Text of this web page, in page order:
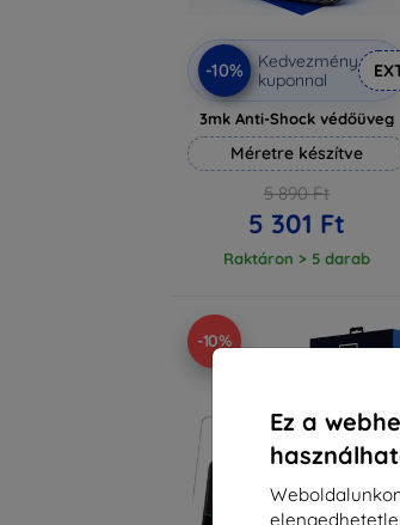
Ez a
-10%
Kedvezmény
kuponnal
3mk Anti-Shock védőüveg
Méretre készítve
5 890 Ft
5 301 Ft
Raktáron > 5 darab
-10%